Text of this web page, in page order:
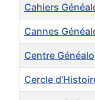
Cahiers
Cannes
Centre
Cercle